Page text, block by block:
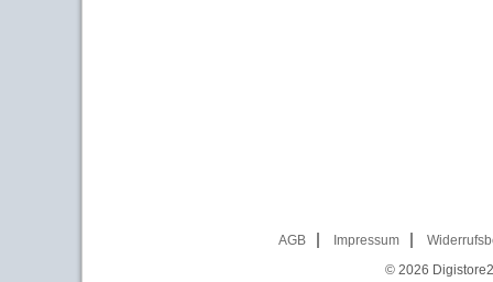
AGB Impressum
© 2026